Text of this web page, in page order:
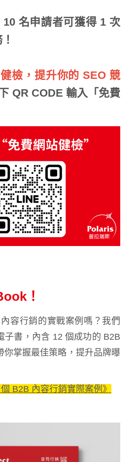
10 名申請者可獲得 1 次
檢，提升你的 SEO 競
QR CODE 輸入「免費
！
容行銷的實戰案例嗎？我們
子書，內含 12 個成功的 B2B
你掌握最佳策略，提升品牌曝
個 B2B 內容行銷實際案例》